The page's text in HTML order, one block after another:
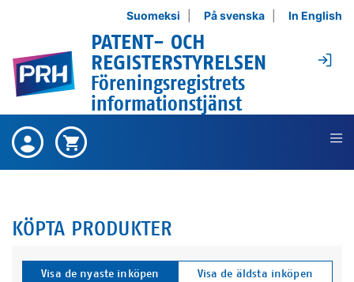
Suomeksi På svenska In English
PATENT- OCH
REGISTERSTYRELSEN
Föreningsregistrets
informationstjänst
Det finns inga köpta produkter ,
Köpta
produkter
Varukorgen är tom ,
Varukorg
KÖPTA PRODUKTER
Visa de nyaste inköpen
Visa de äldsta inköpen